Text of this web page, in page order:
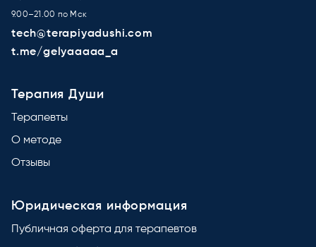
9.00–21.00 по Мск
tech@terapiyadushi.com
t.me/gelyaaaaa_a
Терапия Души
Терапевты
О методе
Отзывы
Юридическая информация
Публичная оферта для терапевтов